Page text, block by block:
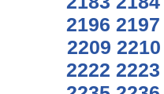
2196 2197
2209 2210
2222 2223